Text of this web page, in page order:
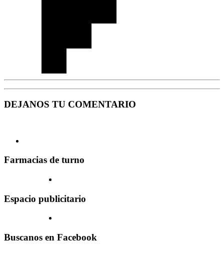
DEJANOS TU COMENTARIO
Farmacias de turno
Espacio publicitario
Buscanos en Facebook